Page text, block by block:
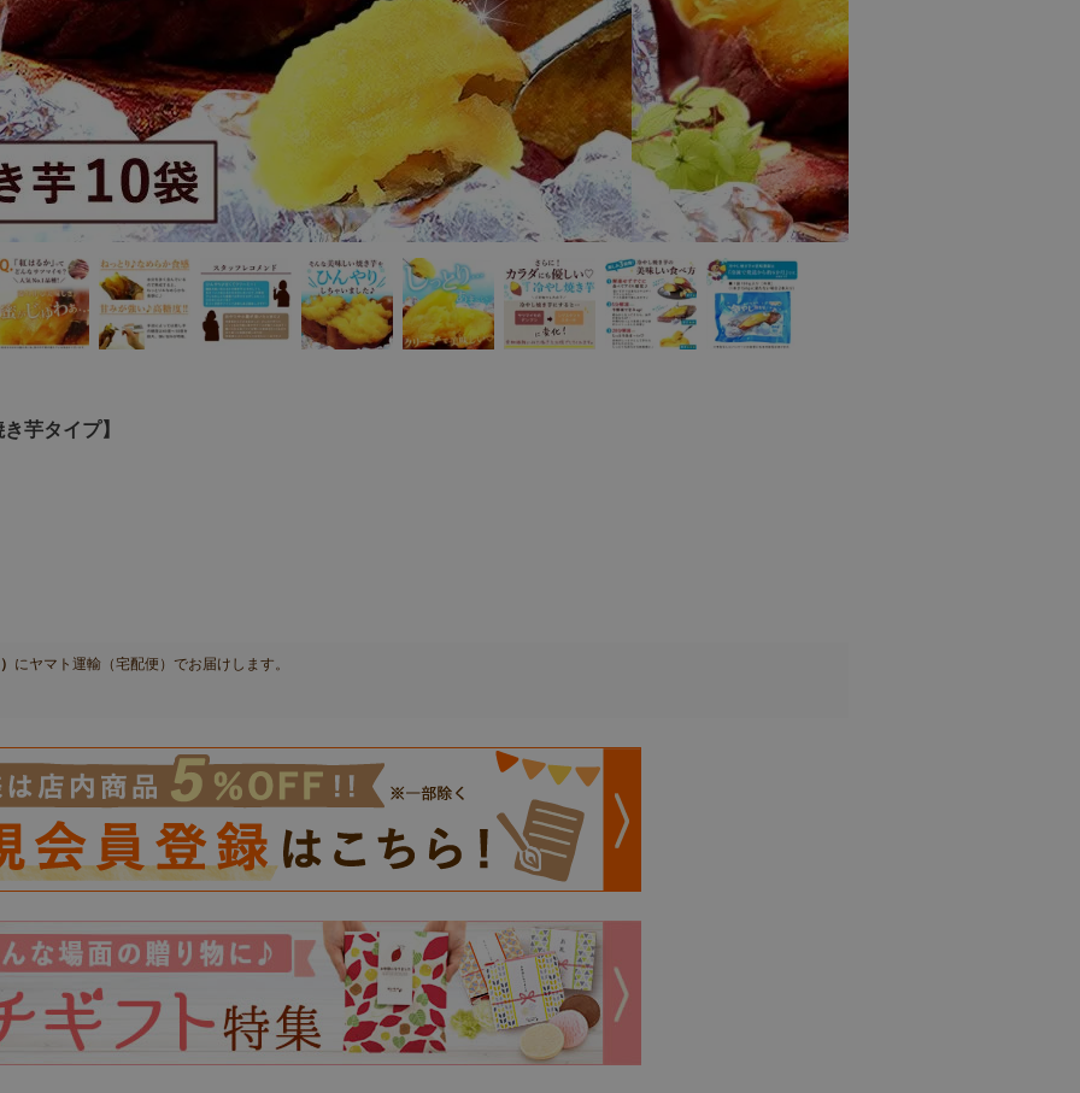
芋タイプ】
にヤマト運輸（宅配便） でお届けします。